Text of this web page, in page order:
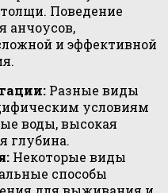
Поведение
анчоусов,
и эффективной
Разные виды
условиям
воды, высокая
глубина.
Некоторые виды
способы